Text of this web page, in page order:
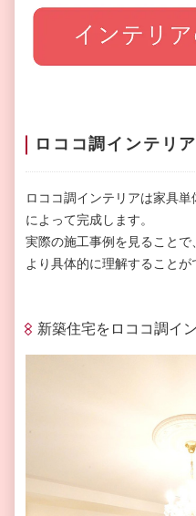
ロココ調インテリ
ロココ調インテリアは家具
によって完成します。
実際の施工事例を見ること
より具体的に理解することが
新築住宅をロココ調イ